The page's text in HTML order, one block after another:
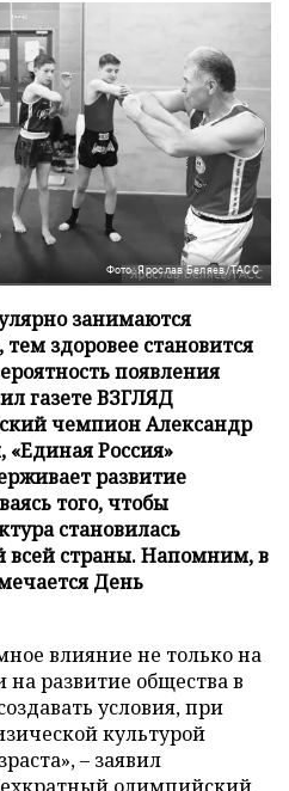
Фото: Ярослав Беляев/ТАСС
занимаются
здоровее становится
появления
газете ВЗГЛЯД
чемпион Александр
«Единая Россия»
развитие
того, чтобы
становилась
всей страны. Напомним, в
День
влияние не только на
на развитие общества в
условия, при
культурой
– заявил